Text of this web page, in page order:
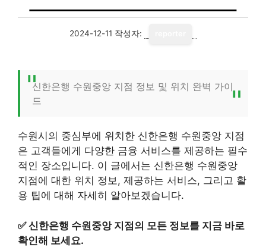
2024-12-11 작성자:
신한은행 수원중앙 지점 정보 및 위치 완벽 가이
드
수원시의 중심부에 위치한 신한은행 수원중앙 지점
은 고객들에게 다양한 금융 서비스를 제공하는 필수
적인 장소입니다. 이 글에서는 신한은행 수원중앙
지점에 대한 위치 정보, 제공하는 서비스, 그리고 활
용 팁에 대해 자세히 알아보겠습니다.
✅신한은행 수원중앙 지점의 모든 정보를 지금 바로
확인해 보세요.